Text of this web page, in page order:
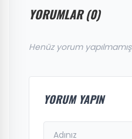
YORUMLAR (0)
Henüz yorum
YORUM YAPIN